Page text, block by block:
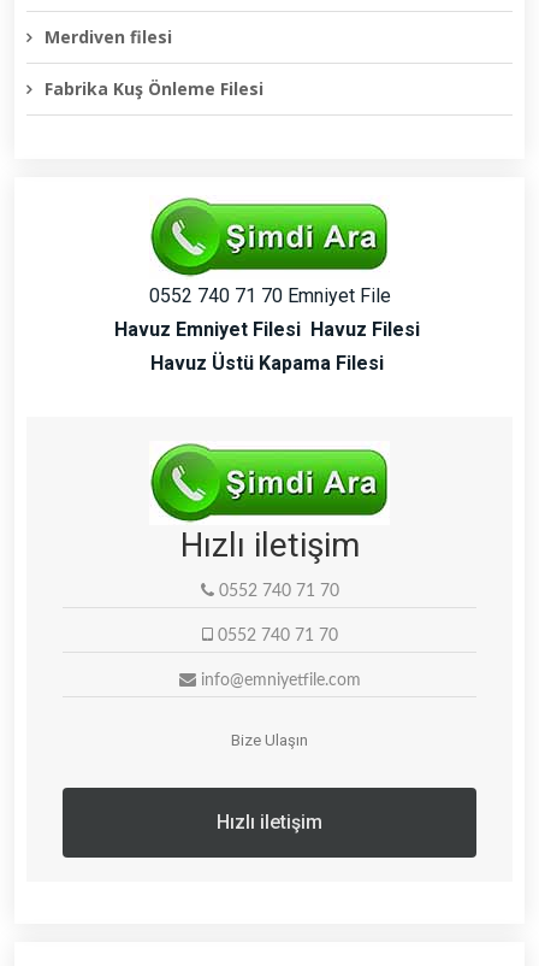
Merdiven filesi
Fabrika Kuş Önleme Filesi
0552 740 71 70 Emniyet File
Havuz Emniyet Filesi Havuz Filesi
Havuz Üstü Kapama Filesi
Hızlı iletişim
0552 740 71 70
0552 740 71 70
info@emniyetfile.com
Bize Ulaşın
Hızlı iletişim